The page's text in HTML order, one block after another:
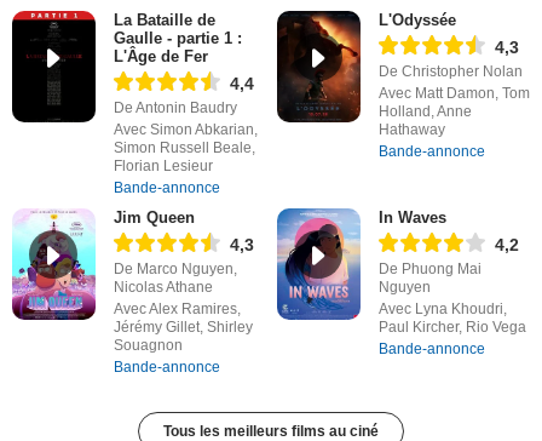
La Bataille de
Gaulle - partie 1 :
L'Âge de Fer
4,4
De Antonin Baudry
Avec Simon Abkarian,
Simon Russell Beale,
Florian Lesieur
Bande-annonce
L'Odyssée
4,3
De Christopher Nolan
Avec Matt Damon, Tom
Holland, Anne
Hathaway
Bande-annonce
Jim Queen
4,3
De Marco Nguyen,
Nicolas Athane
Avec Alex Ramires,
Jérémy Gillet, Shirley
Souagnon
Bande-annonce
In Waves
4,2
De Phuong Mai
Nguyen
Avec Lyna Khoudri,
Paul Kircher, Rio Vega
Bande-annonce
Tous les meilleurs films au ciné